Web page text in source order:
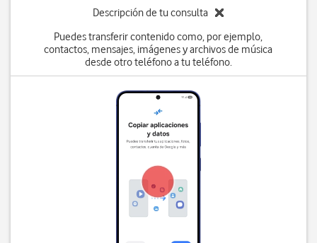
Descripción de tu consulta
Puedes transferir contenido como, por ejemplo,
contactos, mensajes, imágenes y archivos de música
desde otro teléfono a tu teléfono.